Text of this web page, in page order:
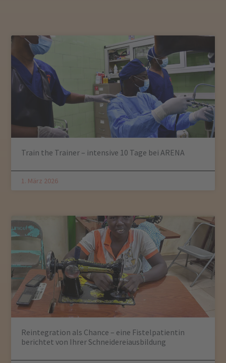
Train the Trainer – intensive 10 Tage bei ARENA
1. März 2026
Reintegration als Chance – eine Fistelpatientin
berichtet von Ihrer Schneidereiausbildung